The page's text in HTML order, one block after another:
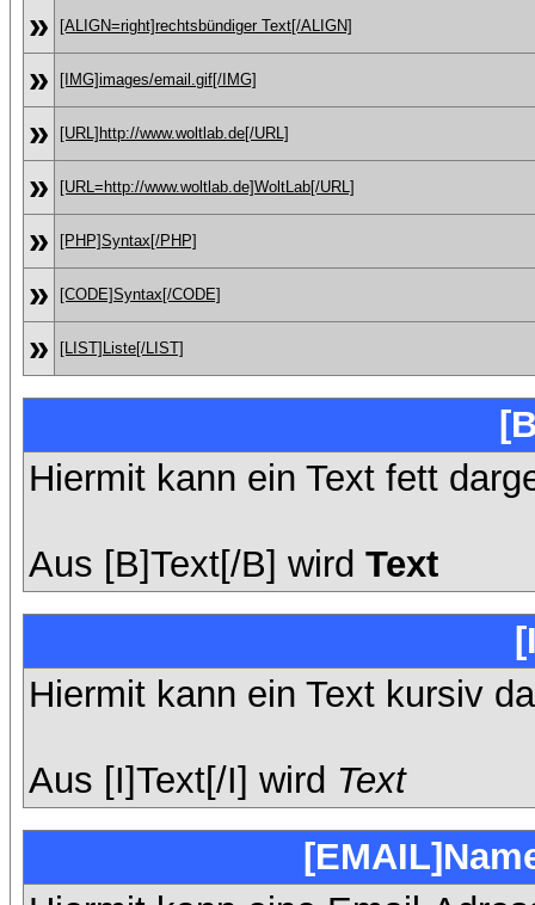
» [ALIGN=right]rechtsbündiger Text[/ALIGN]
» [IMG]images/email.gif[/IMG]
» [URL]http://www.woltlab.de[/URL]
» [URL=http://www.woltlab.de]WoltLab[/URL]
» [PHP]Syntax[/PHP]
» [CODE]Syntax[/CODE]
» [LIST]Liste[/LIST]
Hiermit kann ein Text fett
Aus [B]Text[/B] wird Text
Hiermit kann ein Text kursiv
Aus [I]Text[/I] wird Text